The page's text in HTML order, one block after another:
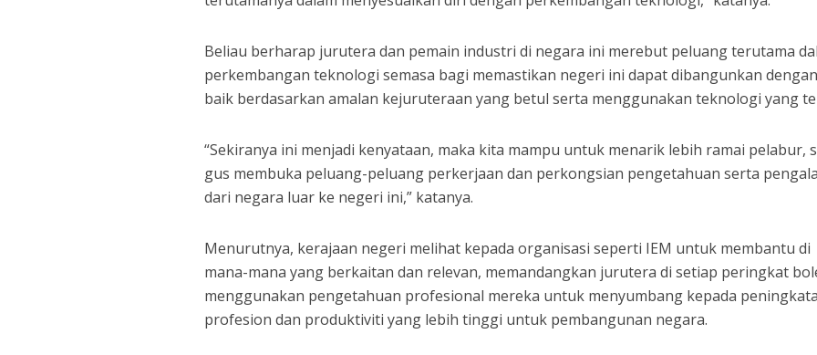
Beliau berharap jurutera dan pemain industri di negara ini merebut peluang terutama
perkembangan teknologi semasa bagi memastikan negeri ini dapat dibangunkan
baik berdasarkan amalan kejuruteraan yang betul serta menggunakan teknologi yang
“Sekiranya ini menjadi kenyataan, maka kita mampu untuk menarik lebih ramai pelabur,
gus membuka peluang-peluang perkerjaan dan perkongsian pengetahuan serta
dari negara luar ke negeri ini,” katanya.
Menurutnya, kerajaan negeri melihat kepada organisasi seperti IEM untuk membantu di
mana-mana yang berkaitan dan relevan, memandangkan jurutera di setiap peringkat
menggunakan pengetahuan profesional mereka untuk menyumbang kepada
profesion dan produktiviti yang lebih tinggi untuk pembangunan negara.